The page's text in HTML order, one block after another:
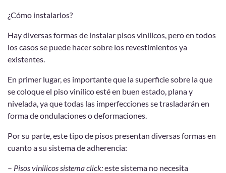
¿Cómo instalarlos?
Hay diversas formas de instalar pisos vinílicos, pero en todos
los casos se puede hacer sobre los revestimientos ya
existentes.
En primer lugar, es importante que la superficie sobre la que
se coloque el piso vinílico esté en buen estado, plana y
nivelada, ya que todas las imperfecciones se trasladarán en
forma de ondulaciones o deformaciones.
Por su parte, este tipo de pisos presentan diversas formas en
cuanto a su sistema de adherencia:
– Pisos vinílicos sistema click:este sistema no necesita